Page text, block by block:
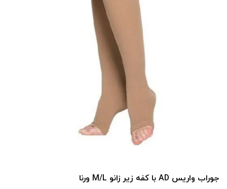
جوراب واریس AD با کفه زیر زانو M/L ورنا